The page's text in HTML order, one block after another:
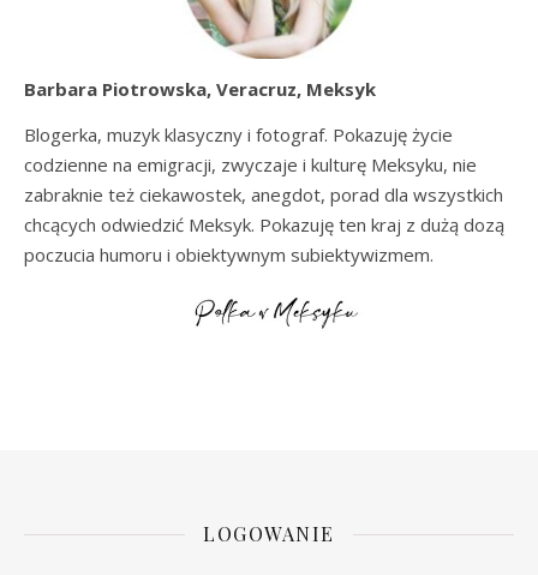
Barbara Piotrowska, Veracruz, Meksyk
Blogerka, muzyk klasyczny i fotograf. Pokazuję życie
codzienne na emigracji, zwyczaje i kulturę Meksyku, nie
zabraknie też ciekawostek, anegdot, porad dla wszystkich
chcących odwiedzić Meksyk. Pokazuję ten kraj z dużą dozą
poczucia humoru i obiektywnym subiektywizmem.
LOGOWANIE